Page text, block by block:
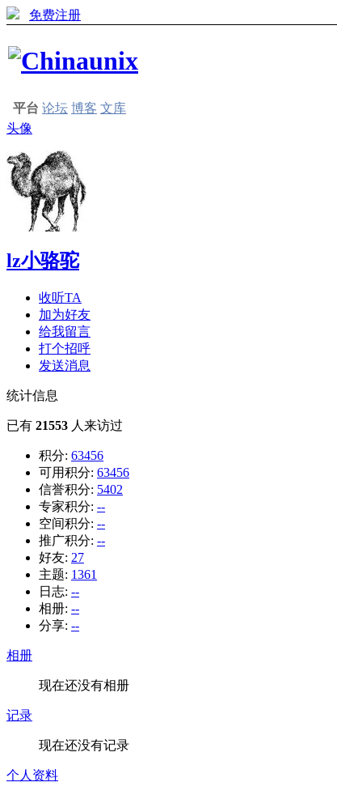
免费注册
平台 论坛 博客 文库
头像
lz小骆驼
收听TA
加为好友
给我留言
打个招呼
发送消息
统计信息
已有 21553 人来访过
积分: 63456
可用积分: 63456
信誉积分: 5402
专家积分: --
空间积分: --
推广积分: --
好友: 27
主题: 1361
日志: --
相册: --
分享: --
相册
现在还没有相册
记录
现在还没有记录
个人资料